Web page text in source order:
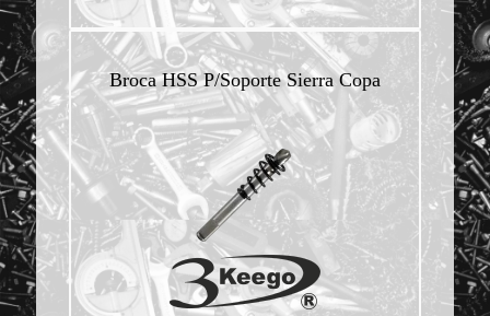
Broca HSS P/Soporte Sierra Copa